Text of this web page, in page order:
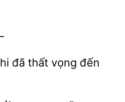
thất vọng đến